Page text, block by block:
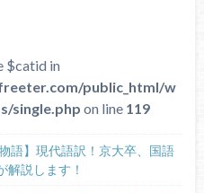
$catid in
public_html/w
single.php on line 119
語】現代語訳！京大卒、国語
解説します！